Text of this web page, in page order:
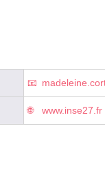
www.inse27.fr